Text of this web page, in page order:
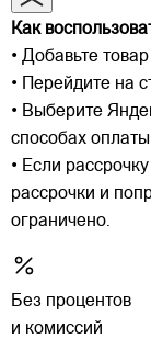
Как
• Добавьте
• Перейдите на
• Выберите
способах оплаты
• Если
рассрочки и
ограничено.
Без процентов
и комиссий